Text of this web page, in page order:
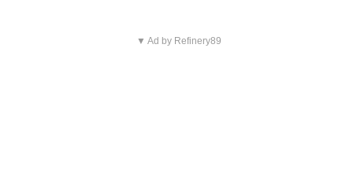
▼ Ad by Refinery89